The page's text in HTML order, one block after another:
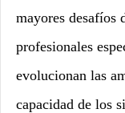
mayores desafíos
profesionales
evolucionan las
capacidad de los